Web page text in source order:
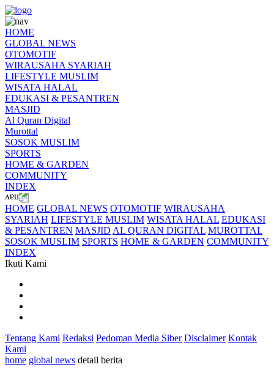
HOME
GLOBAL NEWS
OTOMOTIF
WIRAUSAHA SYARIAH
LIFESTYLE MUSLIM
WISATA HALAL
EDUKASI & PESANTREN
MASJID
Al Quran Digital
Murottal
SOSOK MUSLIM
SPORTS
HOME & GARDEN
COMMUNITY
INDEX
HOME GLOBAL NEWS OTOMOTIF WIRAUSAHA
SYARIAH LIFESTYLE MUSLIM WISATA HALAL EDUKASI
& PESANTREN MASJID AL QURAN DIGITAL MUROTTAL
SOSOK MUSLIM SPORTS HOME & GARDEN COMMUNITY
INDEX
Ikuti Kami
Tentang Kami Redaksi Pedoman Media Siber Disclaimer Kontak
Kami
home global news detail berita